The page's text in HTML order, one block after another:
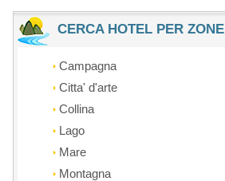
CERCA HOTEL PER ZONE
Campagna
Citta' d'arte
Collina
Lago
Mare
Montagna